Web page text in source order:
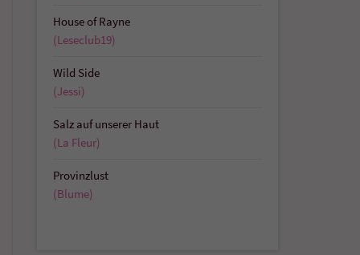
House of Rayne
(Leseclub19)
Wild Side
(Jessi)
Salz auf unserer Haut
(La Fleur)
Provinzlust
(Blume)